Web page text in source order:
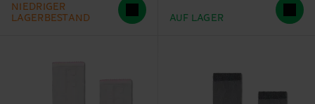
NIEDRIGER
LAGERBESTAND
AUF LAGER